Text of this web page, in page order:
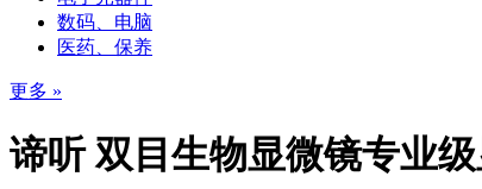
数码、电脑
医药、保养
更多 »
谛听 双目生物显微镜专业